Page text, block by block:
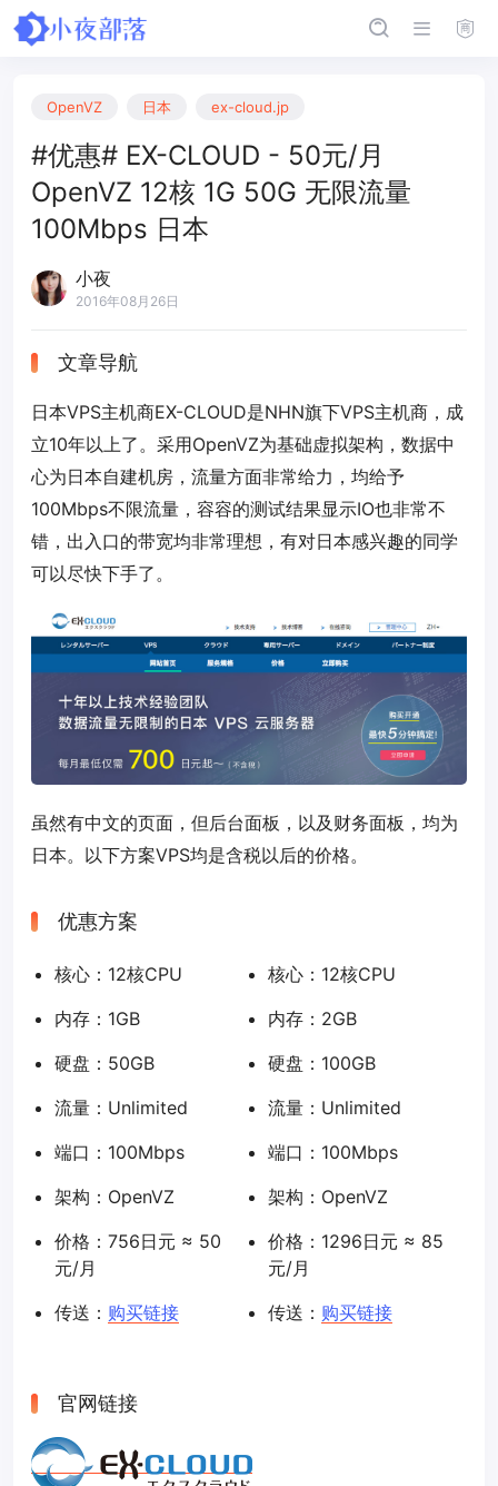
OpenVZ 日本 ex-cloud.jp
#优惠# EX-CLOUD - 50元/月
OpenVZ 12核 1G 50G 无限流量
100Mbps 日本
小夜
2016年08月26日
文章导航
日本VPS主机商EX-CLOUD是NHN旗下VPS主机商，成
立10年以上了。采用OpenVZ为基础虚拟架构，数据中
心为日本自建机房，流量方面非常给力，均给予
100Mbps不限流量，容容的测试结果显示IO也非常不
错，出入口的带宽均非常理想，有对日本感兴趣的同学
可以尽快下手了。
虽然有中文的页面，但后台面板，以及财务面板，均为
日本。以下方案VPS均是含税以后的价格。
优惠方案
核心：12核CPU
内存：1GB
硬盘：50GB
流量：Unlimited
端口：100Mbps
架构：OpenVZ
价格：756日元 ≈ 50
元/月
传送： 购买链接
核心：12核CPU
内存：2GB
硬盘：100GB
流量：Unlimited
端口：100Mbps
架构：OpenVZ
价格：1296日元 ≈ 85
元/月
传送： 购买链接
官网链接